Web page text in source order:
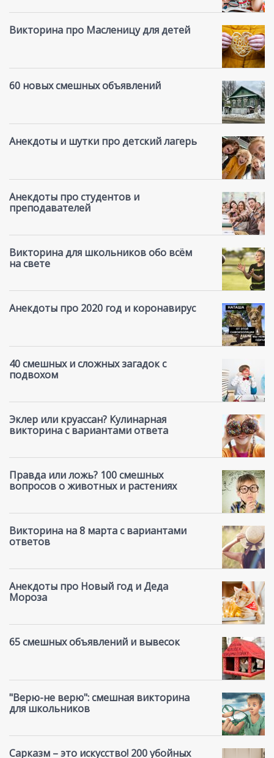
Викторина про Масленицу для детей
60 новых смешных объявлений
Анекдоты и шутки про детский лагерь
Анекдоты про студентов и
преподавателей
Викторина для школьников обо всём
на свете
Анекдоты про 2020 год и коронавирус
40 смешных и сложных загадок с
подвохом
Эклер или круассан? Кулинарная
викторина с вариантами ответа
Правда или ложь? 100 смешных
вопросов о животных и растениях
Викторина на 8 марта с вариантами
ответов
Анекдоты про Новый год и Деда
Мороза
65 смешных объявлений и вывесок
"Верю-не верю": смешная викторина
для школьников
Сарказм – это искусство! 200 убойных